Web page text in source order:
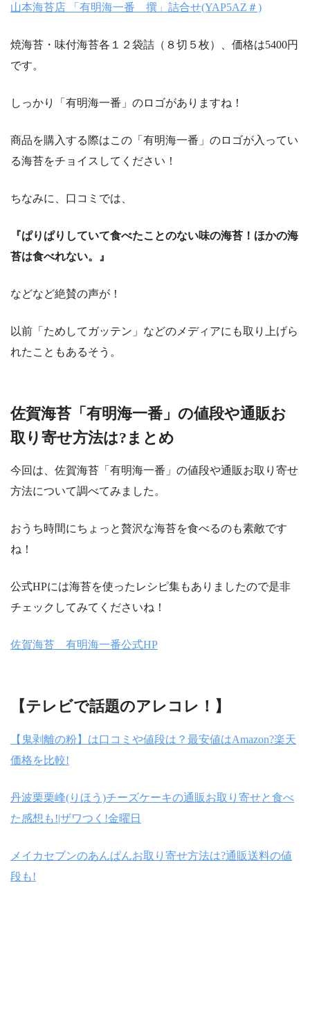
山本海苔店 「有明海一番 撰」詰合せ(YAP5AZ＃)
焼海苔・味付海苔各１２袋詰（８切５枚）、価格は5400円
です。
しっかり「有明海一番」のロゴがありますね！
商品を購入する際はこの「有明海一番」のロゴが入ってい
る海苔をチョイスしてください！
ちなみに、口コミでは、
『ぱりぱりしていて食べたことのない味の海苔！ほかの海
苔は食べれない。』
などなど絶賛の声が！
以前「ためしてガッテン」などのメディアにも取り上げら
れたこともあるそう。
佐賀海苔「有明海一番」の値段や通販お
取り寄せ方法は?まとめ
今回は、佐賀海苔「有明海一番」の値段や通販お取り寄せ
方法について調べてみました。
おうち時間にちょっと贅沢な海苔を食べるのも素敵です
ね！
公式HPには海苔を使ったレシピ集もありましたので是非
チェックしてみてくださいね！
佐賀海苔 有明海一番公式HP
【テレビで話題のアレコレ！】
【鬼剥離の粉】は口コミや値段は？最安値はAmazon?楽天
価格を比較!
丹波栗栗峰(りほう)チーズケーキの通販お取り寄せと食べ
た感想も!|ザワつく!金曜日
メイカセブンのあんぱんお取り寄せ方法は?通販送料の値
段も!